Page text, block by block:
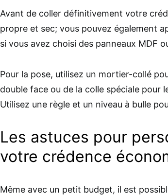
Avant de coller définitivement votre
propre et sec; vous pouvez également
si vous avez choisi des panneaux MDF
Pour la pose, utilisez un mortier-collé
double face ou de la colle spéciale pour
Utilisez une règle et un niveau à bulle
Les astuces pour
votre crédence
Même avec un petit budget, il est